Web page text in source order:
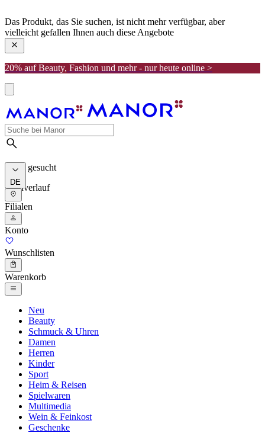
Das Produkt, das Sie suchen, ist nicht mehr verfügbar, aber
vielleicht gefallen Ihnen auch diese Angebote
20% auf Beauty, Fashion und mehr - nur heute online >
Meist gesucht
Suchverlauf
DE
Filialen
Konto
Wunschlisten
Warenkorb
Neu
Beauty
Schmuck & Uhren
Damen
Herren
Kinder
Sport
Heim & Reisen
Spielwaren
Multimedia
Wein & Feinkost
Geschenke